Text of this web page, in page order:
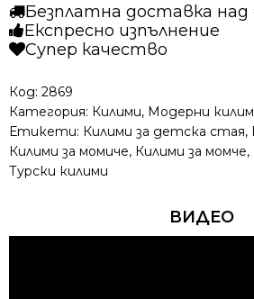
Неон
6603
Зелен
Безплатна доставка над
Експресно изпълнение
Супер качество
Код: 2869
Категория: Килими, Модерни
Етикети: Килими за детска стая,
Килими за момиче, Килими за момче,
Турски килими
ВИДЕО